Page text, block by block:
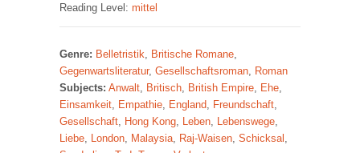
Reading Level: mittel
Genre: Belletristik Britische Romane
Gegenwartsliteratur, Gesellschaftsroman Roman
Subjects: Anwalt Britisch British Empire Ehe
Einsamkeit Empathie England Freundschaft
Gesellschaft Hong Kong Leben Lebenswege
Liebe London Malaysia Raj-Waisen Schicksal